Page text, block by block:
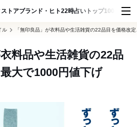
ストアブランド・ヒト22時占い トップ100 スナッ
ル 「無印良品」が衣料品や生活雑貨の22品目を価格改
衣料品や生活雑貨の22品
大で1000円値下げ